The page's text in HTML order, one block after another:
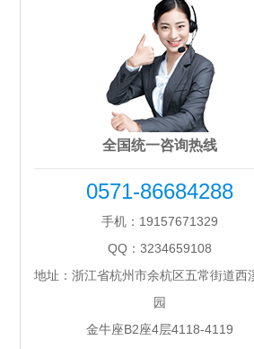
全国统一咨询热线
0571-86684288
手机：19157671329
QQ：3234659108
地址：浙江省杭州市余杭区五常街道西
园
金牛座B2座4层4118-4119